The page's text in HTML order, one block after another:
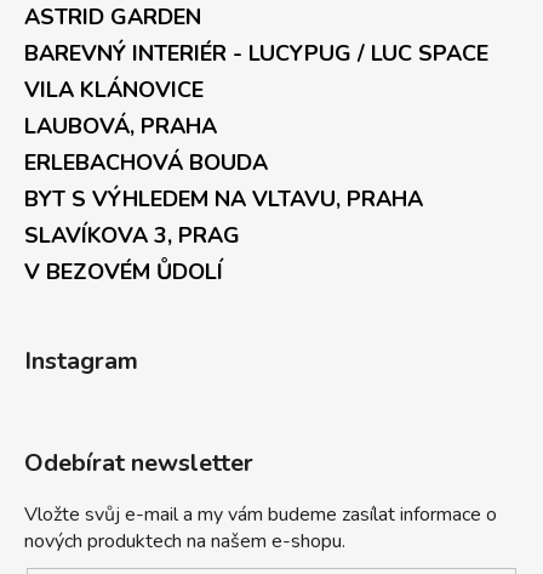
ASTRID GARDEN
BAREVNÝ INTERIÉR - LUCYPUG / LUC SPACE
VILA KLÁNOVICE
LAUBOVÁ, PRAHA
ERLEBACHOVÁ BOUDA
BYT S VÝHLEDEM NA VLTAVU, PRAHA
SLAVÍKOVA 3, PRAG
V BEZOVÉM ŮDOLÍ
Instagram
Odebírat newsletter
Vložte svůj e-mail a my vám budeme zasílat informace o
nových produktech na našem e-shopu.